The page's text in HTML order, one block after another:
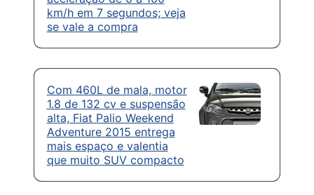
km/h em 7 segundos; veja
se vale a compra
Com 460L de mala, motor
1.8 de 132 cv e suspensão
alta, Fiat Palio Weekend
Adventure 2015 entrega
mais espaço e valentia
que muito SUV compacto